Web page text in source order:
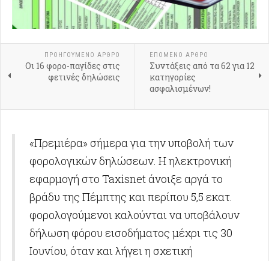
ΠΡΟΗΓΟΎΜΕΝΟ ΑΡΘΡΟ
Οι 16 φορο-παγίδες στις
φετινές δηλώσεις
ΕΠΟΜΕΝΟ ΑΡΘΡΟ
Συντάξεις από τα 62 για 12
κατηγορίες
ασφαλισμένων!
«Πρεμιέρα» σήμερα για την υποβολή των
φορολογικών δηλώσεων. Η ηλεκτρονική
εφαρμογή στο Taxisnet άνοιξε αργά το
βράδυ της Πέμπτης και περίπου 5,5 εκατ.
φορολογούμενοι καλούνται να υποβάλουν
δήλωση φόρου εισοδήματος μέχρι τις 30
Ιουνίου, όταν και λήγει η σχετική